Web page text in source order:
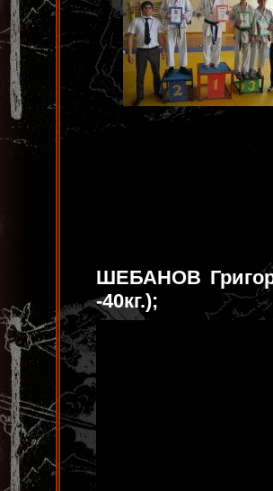
ШЕБАНОВ
-40кг.);